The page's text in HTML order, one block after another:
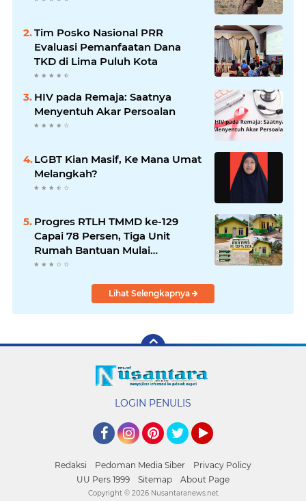
Tim Posko Nasional PRR
Evaluasi Pemanfaatan Dana
TKD di Lima Puluh Kota
HIV pada Remaja: Saatnya
Menyentuh Akar Persoalan
LGBT Kian Masif, Ke Mana Umat
Melangkah?
Progres RTLH TMMD ke-129
Capai 78 Persen, Tiga Unit
Rumah Bantuan Mulai
Rampung
Lihat Selengkapnya
LOGIN PENULIS
Redaksi Pedoman Media Siber
Privacy Policy
UU Pers 1999
Sitemap About Page
Copyright © 2026 Nusantaranews.net